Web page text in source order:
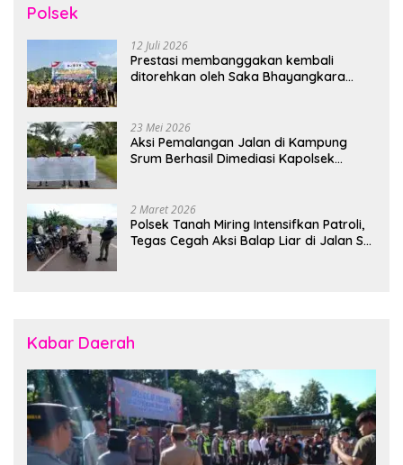
Polsek
12 Juli 2026
Prestasi membanggakan kembali
ditorehkan oleh Saka Bhayangkara
23 Mei 2026
Aksi Pemalangan Jalan di Kampung
Srum Berhasil Dimediasi Kapolsek
2 Maret 2026
Polsek Tanah Miring Intensifkan Patroli,
Tegas Cegah Aksi Balap Liar di Jalan SP
Kabar Daerah